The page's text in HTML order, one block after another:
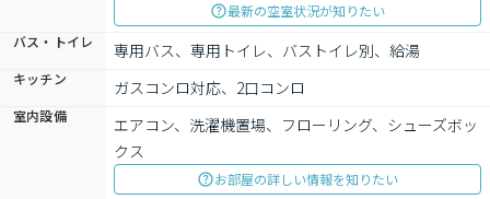
最新の空室状況が知りたい
バス・トイレ
専用バス、専用トイレ、バストイレ別、給湯
キッチン ガスコンロ対応、2口コンロ
室内設備
エアコン、洗濯機置場、フローリング、シューズボッ
クス
お部屋の詳しい情報を知りたい